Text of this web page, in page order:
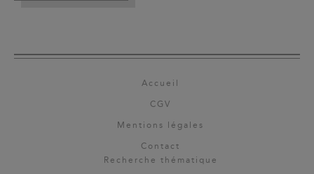
Accueil
CGV
Mentions légales
Contact
Recherche thématique